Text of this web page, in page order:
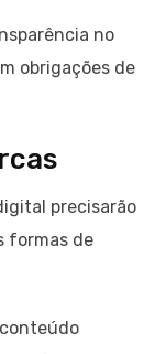
no
obrigações de
precisarão
formas de